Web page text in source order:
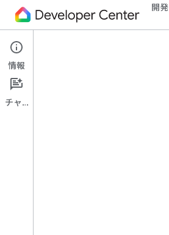
開発
Cloud-to-cloud
開始する
情報
チャット